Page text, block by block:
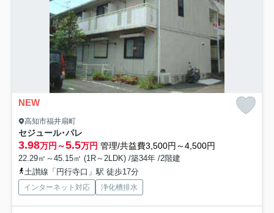
NEW
高知市福井扇町
セジュール･パレ
3.98万円～5.5万円 管理/共益費3,500円～4,500円
22.29㎡～45.15㎡ (1R～2LDK) /築34年 /2階建
土讃線「円行寺口」駅 徒歩17分
インターネット対応 浄化槽排水